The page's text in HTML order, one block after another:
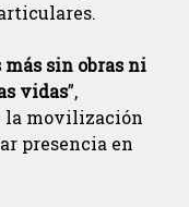
más sin obras ni
vidas”,
la movilización
presencia en